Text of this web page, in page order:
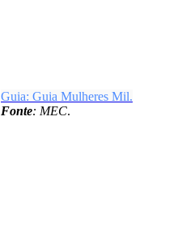
Guia: Guia Mulheres Mil.
Fonte: MEC.